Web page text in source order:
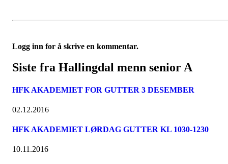
Logg inn for å skrive en kommentar.
Siste fra Hallingdal menn senior A
HFK AKADEMIET FOR GUTTER 3 DESEMBER
02.12.2016
HFK AKADEMIET LØRDAG GUTTER KL 1030-1230
10.11.2016